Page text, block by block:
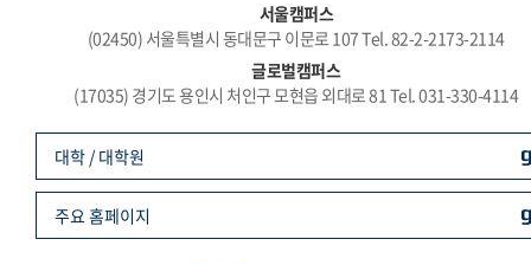
서울캠퍼스
(02450) 서울특별시 동대문구 이문로 107 Tel. 82-2-2173-2114
글로벌캠퍼스
(17035) 경기도 용인시 처인구 모현읍 외대로 81 Tel. 031-330-4114
대학 / 대학원
주요 홈페이지